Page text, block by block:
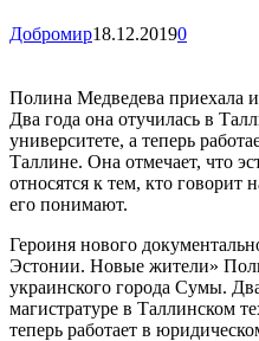
Добромир18.12.20190
Полина Медведева приехала
Два года она отучилась в
университете, а теперь
Таллине. Она отмечает, что
относятся к тем, кто говорит
его понимают.
Героиня нового
Эстонии. Новые жители»
украинского города Сумы.
магистратуре в Таллинском
теперь работает в